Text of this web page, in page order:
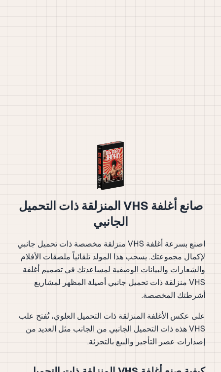
صانع أغلفة VHS المنزلقة ذات التحميل
الجانبي
اصنع بسرعة أغلفة VHS منزلقة مخصصة ذات تحميل جانبي
لإكمال مجموعتك. يسحب هذا المولد تلقائياً ملصقات الأفلام
والشعارات والبيانات الوصفية لمساعدتك في تصميم أغلفة
VHS منزلقة ذات تحميل جانبي أصيلة المظهر لمشاريع
أشرطتك المخصصة.
على عكس الأغلفة المنزلقة ذات التحميل العلوي، تُفتح علب
VHS هذه ذات التحميل الجانبي من الجانب مثل العديد من
إصدارات عصر التأجير والبيع بالتجزئة.